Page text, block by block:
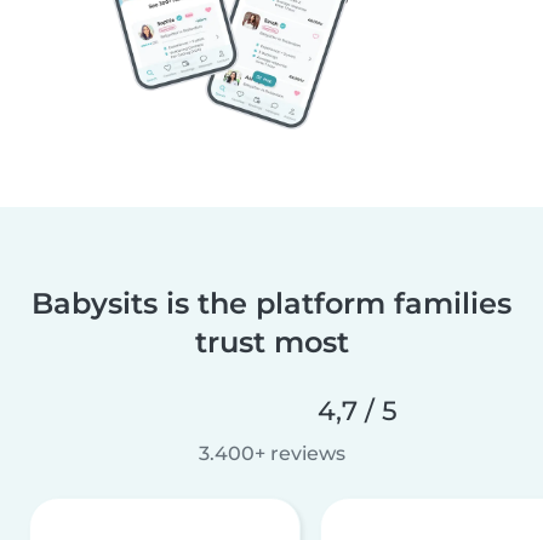
Babysits is the platform families
trust most
4,7 / 5
3.400+ reviews